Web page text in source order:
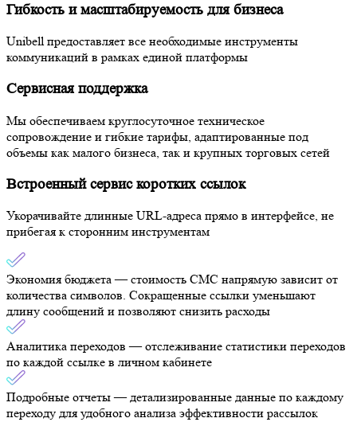
Гибкость и масштабируемость для бизнеса
Unibell предоставляет все необходимые инструменты
коммуникаций в рамках единой платформы
Сервисная поддержка
Мы обеспечиваем круглосуточное техническое
сопровождение и гибкие тарифы, адаптированные под
объемы как малого бизнеса, так и крупных торговых сетей
Встроенный сервис коротких ссылок
Укорачивайте длинные URL-адреса прямо в интерфейсе, не
прибегая к сторонним инструментам
Экономия бюджета— стоимость СМС напрямую зависит от
количества символов. Сокращенные ссылки уменьшают
длину сообщений и позволяют снизить расходы
Аналитика переходов — отслеживание статистики переходов
по каждой ссылке в личном кабинете
Подробные отчеты— детализированные данные по каждому
переходу для удобного анализа эффективности рассылок